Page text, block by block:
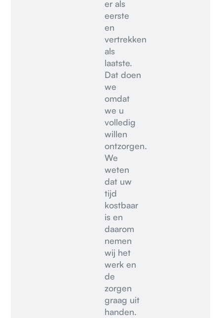
er als
eerste
en
vertrekken
als
laatste.
Dat doen
we
omdat
we u
volledig
willen
ontzorgen.
We
weten
dat uw
tijd
kostbaar
is en
daarom
nemen
wij het
werk en
de
zorgen
graag uit
handen.